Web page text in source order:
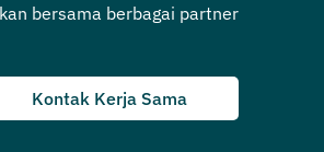
bersama berbagai partner
Kontak Kerja Sama